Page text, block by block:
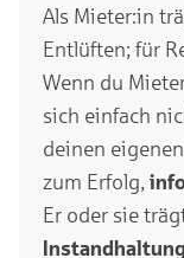
Als Mieter:in
Entlüften; für
Wenn du
sich einfach
deinen
zum Erfolg,
Er oder sie
Instandhaltung